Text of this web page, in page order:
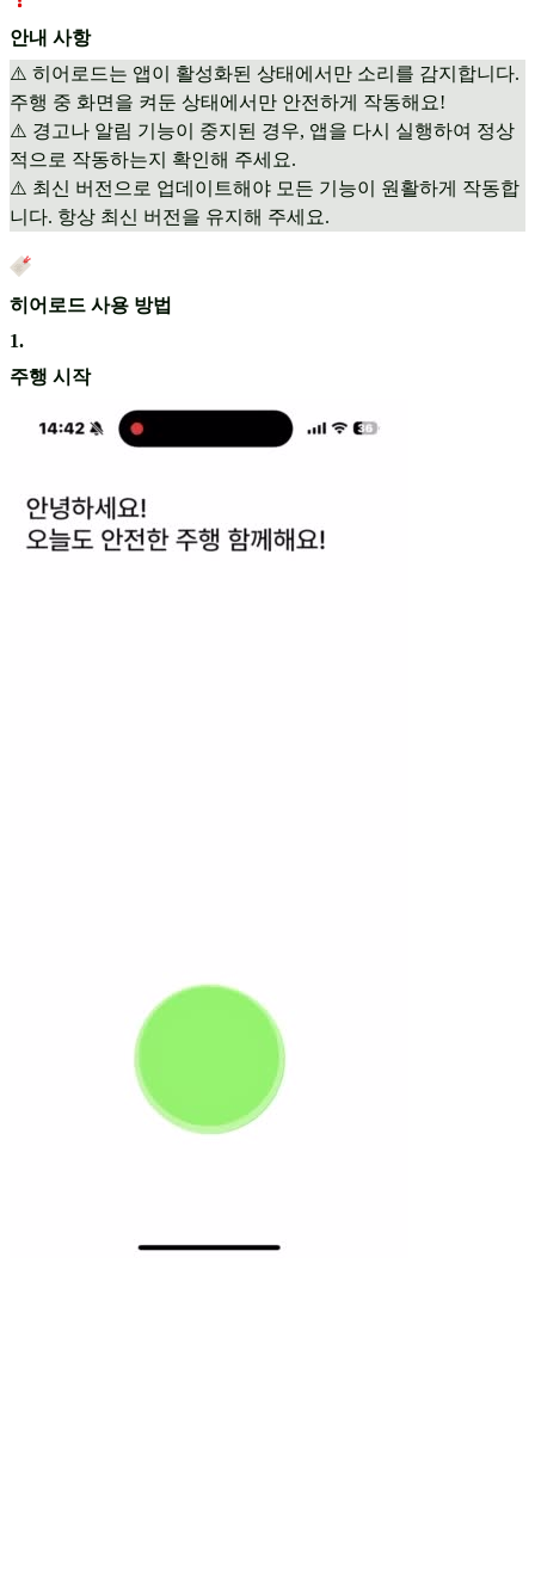
안내 사항
⚠️ 히어로드는 앱이 활성화된 상태에서만 소리를 감지합니다.
주행 중 화면을 켜둔 상태에서만 안전하게 작동해요!
⚠️ 경고나 알림 기능이 중지된 경우, 앱을 다시 실행하여 정상
적으로 작동하는지 확인해 주세요.
⚠️ 최신 버전으로 업데이트해야 모든 기능이 원활하게 작동합
니다. 항상 최신 버전을 유지해 주세요.
히어로드 사용 방법
1.
주행 시작